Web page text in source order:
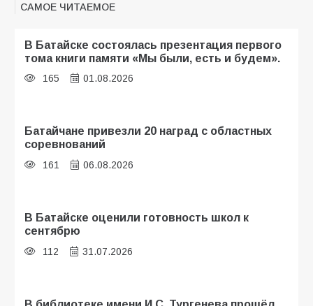
САМОЕ ЧИТАЕМОЕ
В Батайске состоялась презентация первого
тома книги памяти «Мы были, есть и будем».
165 01.08.2026
Батайчане привезли 20 наград с областных
соревнований
161 06.08.2026
В Батайске оценили готовность школ к
сентябрю
112 31.07.2026